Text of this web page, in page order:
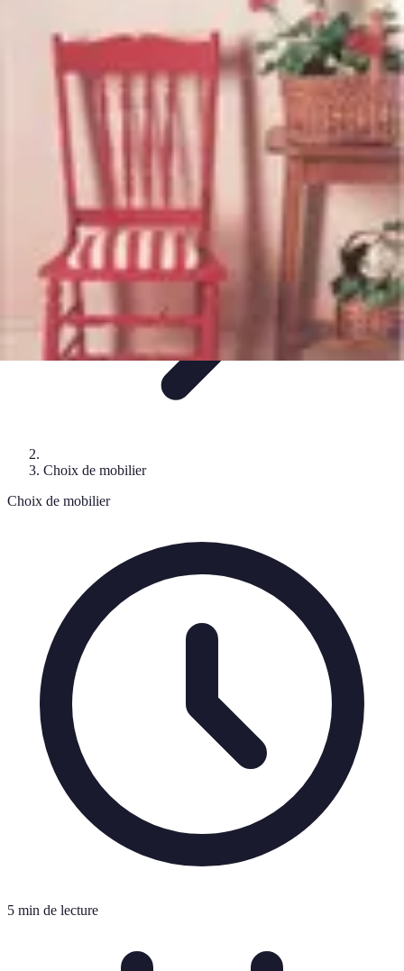
Rangement
Aménagement intérieur BureauAménagement de
Mobilier Multifonctions
Mobilier Pratique
Choix de mobilier
Choix de mobilier
5 min de lecture